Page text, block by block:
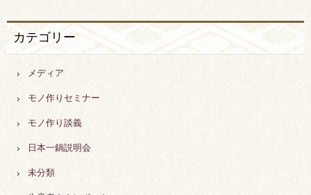
カテゴリー
メディア
モノ作りセミナー
モノ作り談義
日本一鍋説明会
未分類